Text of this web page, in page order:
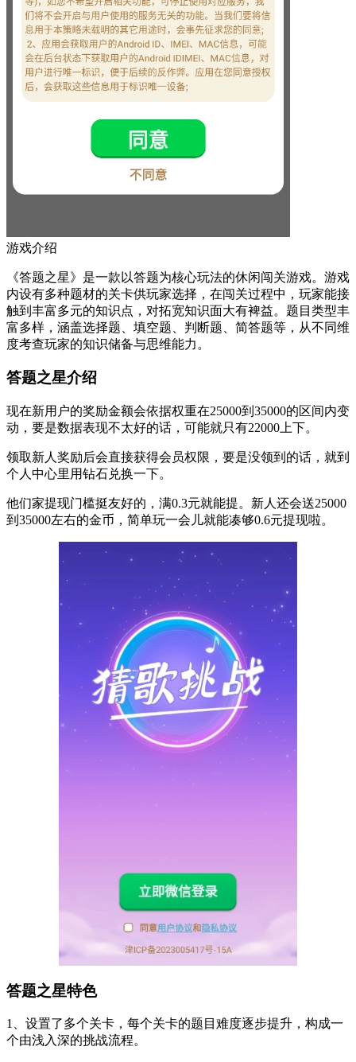
游戏介绍
《答题之星》是一款以答题为核心玩法的休闲闯关游戏。游戏
内设有多种题材的关卡供玩家选择，在闯关过程中，玩家能接
触到丰富多元的知识点，对拓宽知识面大有裨益。题目类型丰
富多样，涵盖选择题、填空题、判断题、简答题等，从不同维
度考查玩家的知识储备与思维能力。
答题之星介绍
现在新用户的奖励金额会依据权重在25000到35000的区间内变
动，要是数据表现不太好的话，可能就只有22000上下。
领取新人奖励后会直接获得会员权限，要是没领到的话，就到
个人中心里用钻石兑换一下。
他们家提现门槛挺友好的，满0.3元就能提。新人还会送25000
到35000左右的金币，简单玩一会儿就能凑够0.6元提现啦。
答题之星特色
1、设置了多个关卡，每个关卡的题目难度逐步提升，构成一
个由浅入深的挑战流程。